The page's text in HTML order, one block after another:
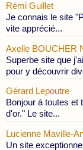
Rémi Guillet
Je connais le site
vite apprécié...
Axelle BOUCHER
Superbe site que
pour y découvrir
Gérard Lepoutre
Bonjour à toutes et
d'or." Le site...
Lucienne Maville-
Un site